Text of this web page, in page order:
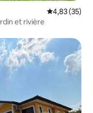
Évaluation
4,83 (35)
et rivière
appréciés